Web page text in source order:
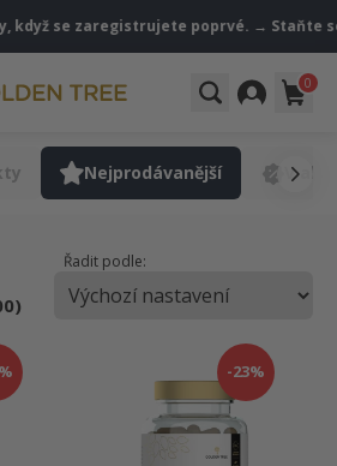
se zaregistrujete poprvé. → Staňte se
0
Nejprodávanější V akci
Řadit podle:
-23%